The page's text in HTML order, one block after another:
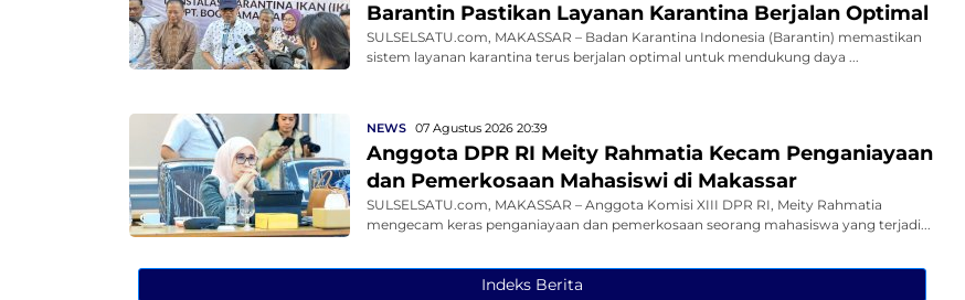
Barantin Pastikan Layanan Karantina Berjalan Optimal
SULSELSATU.com, MAKASSAR – Badan Karantina Indonesia (Barantin) memastikan
sistem layanan karantina terus berjalan optimal untuk mendukung daya ...
NEWS 07 Agustus 2026 20:39
Anggota DPR RI Meity Rahmatia Kecam Penganiayaan
dan Pemerkosaan Mahasiswi di Makassar
SULSELSATU.com, MAKASSAR – Anggota Komisi XIII DPR RI, Meity Rahmatia
mengecam keras penganiayaan dan pemerkosaan seorang mahasiswa yang terjadi...
Indeks Berita